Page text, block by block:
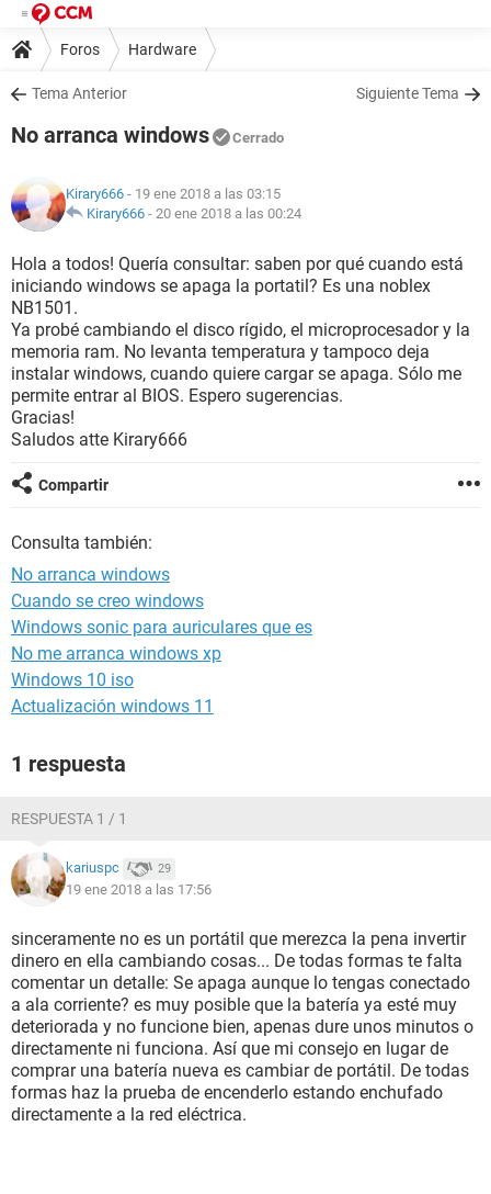
Foros Hardware
Tema Anterior Siguiente Tema
No arranca windows Cerrado
Kirary666 - 19 ene 2018 a las 03:15
Kirary666 - 20 ene 2018 a las 00:24
Hola a todos! Quería consultar: saben por qué cuando está
iniciando windows se apaga la portatil? Es una noblex
NB1501.
Ya probé cambiando el disco rígido, el microprocesador y la
memoria ram. No levanta temperatura y tampoco deja
instalar windows, cuando quiere cargar se apaga. Sólo me
permite entrar al BIOS. Espero sugerencias.
Gracias!
Saludos atte Kirary666
Compartir
Consulta también:
No arranca windows
Cuando se creo windows
Windows sonic para auriculares que es
No me arranca windows xp
Windows 10 iso
Actualización windows 11
1 respuesta
RESPUESTA 1 / 1
kariuspc 29
19 ene 2018 a las 17:56
sinceramente no es un portátil que merezca la pena invertir
dinero en ella cambiando cosas... De todas formas te falta
comentar un detalle: Se apaga aunque lo tengas conectado
a ala corriente? es muy posible que la batería ya esté muy
deteriorada y no funcione bien, apenas dure unos minutos o
directamente ni funciona. Así que mi consejo en lugar de
comprar una batería nueva es cambiar de portátil. De todas
formas haz la prueba de encenderlo estando enchufado
directamente a la red eléctrica.